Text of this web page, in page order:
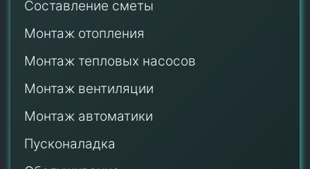
Составление сметы
Монтаж отопления
Монтаж тепловых насосов
Монтаж вентиляции
Монтаж автоматики
Пусконаладка